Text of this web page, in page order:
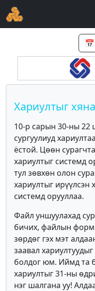
Хариултыг
10-р сарын 30-ны 22
сургуулиуд
ёстой. Цөөн
хариултыг системд
тул зөвхөн олон
хариултыг ирүүлсэн
системд орууллаа.
Файл уншуулахад
бичих, файлын
зөрдөг гэх мэт
заавал
болдог юм. Иймд та
хариултыг 31-ны
нэг шалгана уу!